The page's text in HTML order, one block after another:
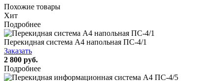
Похожие товары
Хит
Подробнее
Перекидная система А4 напольная ПС-4/1
Заказать
2 800 руб.
Подробнее